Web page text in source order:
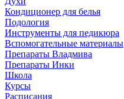
Кондиционер для белья
Подология
Инструменты для педикюра
Вспомогательные материалы
Препараты Владмива
Препараты Инки
Школа
Курсы
Расписания